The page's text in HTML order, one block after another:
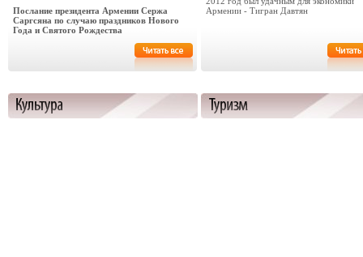
Послание президента Армении Сержа
Саргсяна по случаю праздников Нового
Года и Святого Рождества
Армении - Тигран Давтян